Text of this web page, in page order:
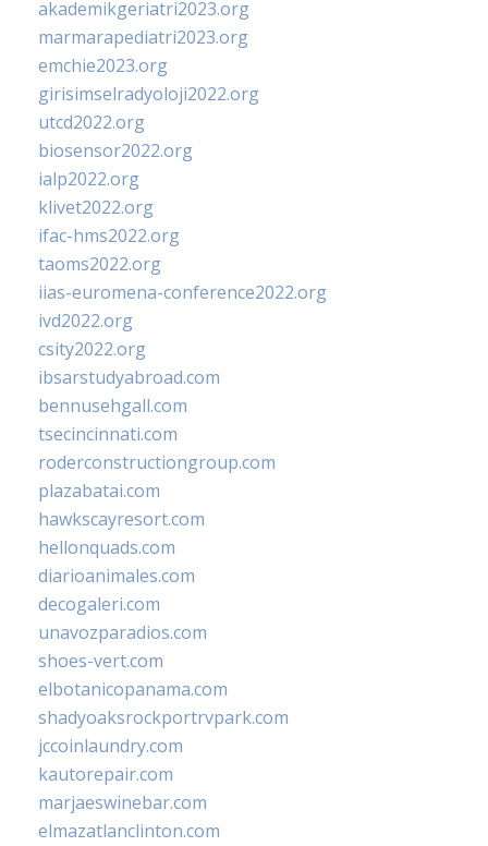
akademikgeriatri2023.org
marmarapediatri2023.org
emchie2023.org
girisimselradyoloji2022.org
utcd2022.org
biosensor2022.org
ialp2022.org
klivet2022.org
ifac-hms2022.org
taoms2022.org
iias-euromena-conference2022.org
ivd2022.org
csity2022.org
ibsarstudyabroad.com
bennusehgall.com
tsecincinnati.com
roderconstructiongroup.com
plazabatai.com
hawkscayresort.com
hellonquads.com
diarioanimales.com
decogaleri.com
unavozparadios.com
shoes-vert.com
elbotanicopanama.com
shadyoaksrockportrvpark.com
jccoinlaundry.com
kautorepair.com
marjaeswinebar.com
elmazatlanclinton.com